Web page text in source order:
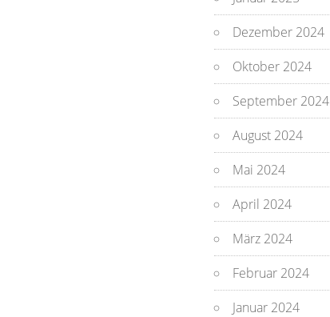
Dezember 2024
Oktober 2024
September 2024
August 2024
Mai 2024
April 2024
März 2024
Februar 2024
Januar 2024